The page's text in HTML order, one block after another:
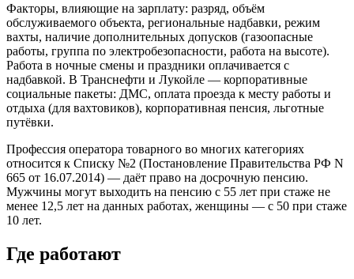
Факторы, влияющие на зарплату: разряд, объём
обслуживаемого объекта, региональные надбавки, режим
вахты, наличие дополнительных допусков (газоопасные
работы, группа по электробезопасности, работа на высоте).
Работа в ночные смены и праздники оплачивается с
надбавкой. В Транснефти и Лукойле — корпоративные
социальные пакеты: ДМС, оплата проезда к месту работы и
отдыха (для вахтовиков), корпоративная пенсия, льготные
путёвки.
Профессия оператора товарного во многих категориях
относится к Списку №2 (Постановление Правительства РФ N
665 от 16.07.2014) — даёт право на досрочную пенсию.
Мужчины могут выходить на пенсию с 55 лет при стаже не
менее 12,5 лет на данных работах, женщины — с 50 при стаже
10 лет.
Где работают